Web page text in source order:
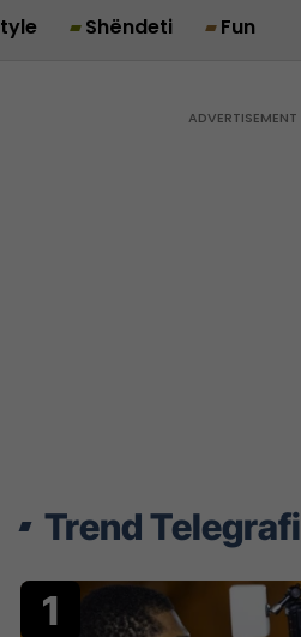
Shëndeti Fun
Trend Telegrafi